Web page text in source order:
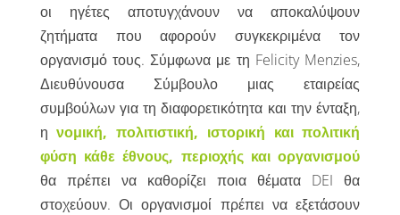
οι ηγέτες αποτυγχάνουν να αποκαλύψουν
ζητήματα που αφορούν συγκεκριμένα τον
οργανισμό τους. Σύμφωνα με τη Felicity Menzies,
Διευθύνουσα Σύμβουλο μιας εταιρείας
συμβούλων για τη διαφορετικότητα και την ένταξη,
ηνομική, πολιτιστική, ιστορική και πολιτική
φύση κάθε έθνους, περιοχής και οργανισμού
θα πρέπει να καθορίζει ποια θέματα DEI θα
στοχεύουν. Οι οργανισμοί πρέπει να εξετάσουν